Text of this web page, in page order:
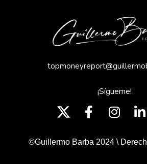
¡Sígueme!
©Guillermo Barba 2024 \